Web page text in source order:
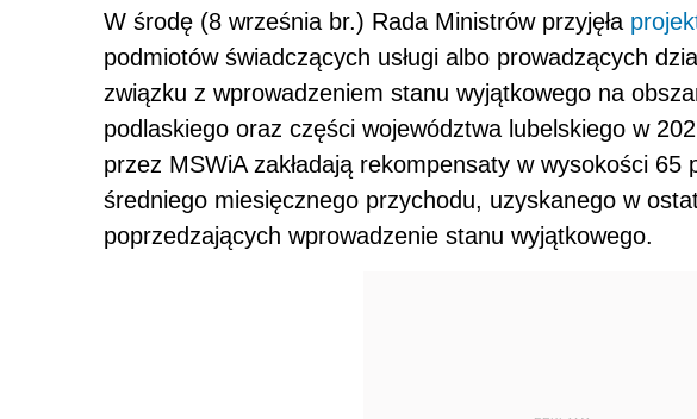
W środę (8 września br.) Rada Ministrów przyjęła
podmiotów świadczących usługi albo prowadzących
związku z wprowadzeniem stanu wyjątkowego na
podlaskiego oraz części województwa lubelskiego w
przez MSWiA zakładają rekompensaty w wysokości 65
średniego miesięcznego przychodu, uzyskanego w
poprzedzających wprowadzenie stanu wyjątkowego.